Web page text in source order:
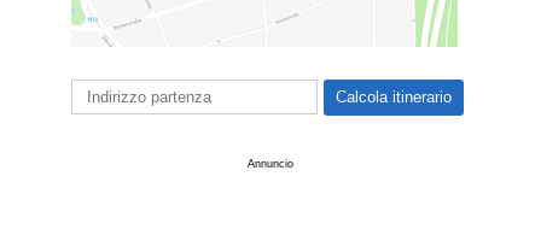
Annuncio